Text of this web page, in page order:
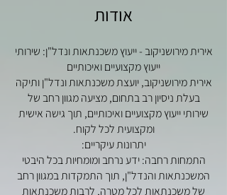
אודות
אירית מירושניקוב - ייעוץ משכנתאות ונדל"ן: שירותי
ייעוץ מקצועיים ואיכותיים
אירית מירושניקוב, יועצת משכנתאות ונדל"ן ותיקה
בעלת ניסיון רב בתחום, מציעה מגוון רחב של
שירותי ייעוץ מקצועיים ואיכותיים, תוך גישה אישית
ומקצועית לכל לקוח.
יתרונות עיקריים:
התמחות רחבה: ידע נרחב ומומחיות בכל היבטי
המשכנתאות והנדל"ן, תוך התמקדות במגוון רחב
של משכנתאות לכל מטרה, לרבות משכנתאות